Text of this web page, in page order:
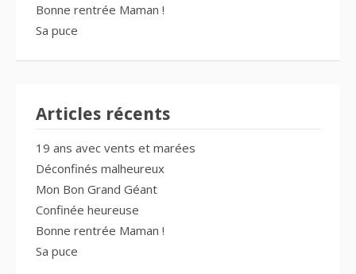
Bonne rentrée Maman !
Sa puce
Articles récents
19 ans avec vents et marées
Déconfinés malheureux
Mon Bon Grand Géant
Confinée heureuse
Bonne rentrée Maman !
Sa puce